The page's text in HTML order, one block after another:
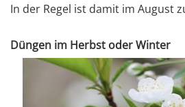
In der Regel ist damit im August
Düngen im Herbst oder Winter